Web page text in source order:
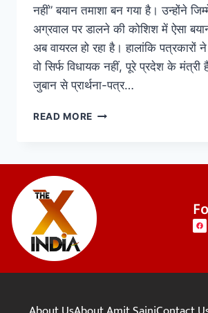
नहीं” बयान तमाशा बन गया है। उन्होंने
अग्रवाल पर डालने की कोशिश में ऐसा
अब वायरल हो रहा है। हालांकि पत्रकारों
वो सिर्फ विधायक नहीं, पूरे प्रदेश के मंत्री
जुबान से प्रार्थना-पत्र…
READ MORE